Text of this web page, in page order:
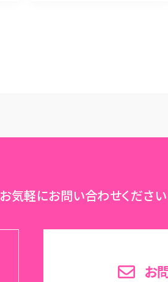
お気軽にお問い合わせください
お